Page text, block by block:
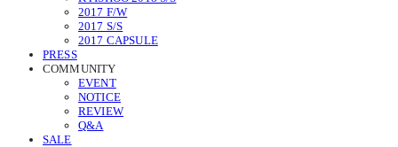
2017 F/W
2017 S/S
2017 CAPSULE
PRESS
COMMUNITY
EVENT
NOTICE
REVIEW
Q&A
SALE